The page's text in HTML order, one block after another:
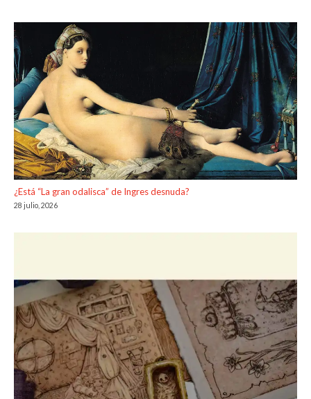
¿Está “La gran odalisca” de Ingres desnuda?
28 julio, 2026